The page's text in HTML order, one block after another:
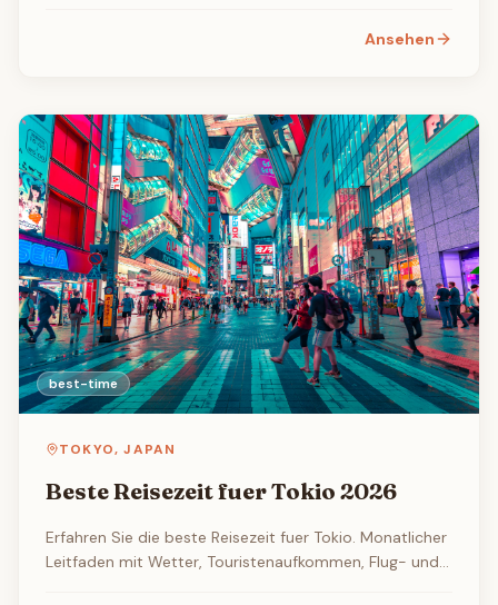
Ansehen
best-time
TOKYO,JAPAN
Beste Reisezeit fuer Tokio 2026
Erfahren Sie die beste Reisezeit fuer Tokio. Monatlicher
Leitfaden mit Wetter, Touristenaufkommen, Flug- und